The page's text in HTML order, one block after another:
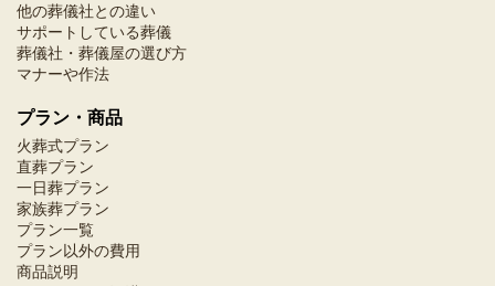
他の葬儀社との違い
サポートしている葬儀
葬儀社・葬儀屋の選び方
マナーや作法
プラン・商品
火葬式プラン
直葬プラン
一日葬プラン
家族葬プラン
プラン一覧
プラン以外の費用
商品説明